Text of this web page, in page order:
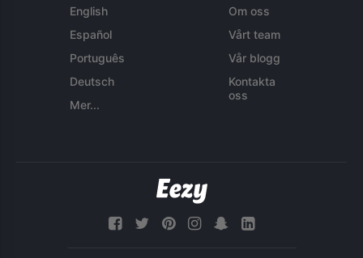
English
Español
Português
Deutsch
Mer...
Om oss
Vårt team
Vår blogg
Kontakta
oss